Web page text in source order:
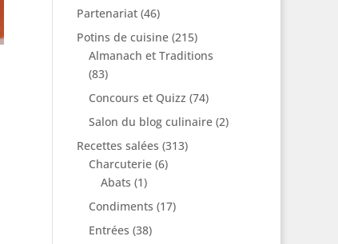
Partenariat(46)
Potins de cuisine(215)
Almanach et Traditions
(83)
Concours et Quizz (74)
Salon du blog culinaire(2)
Recettes salées (313)
Charcuterie(6)
Abats (1)
Condiments (17)
Entrées (38)